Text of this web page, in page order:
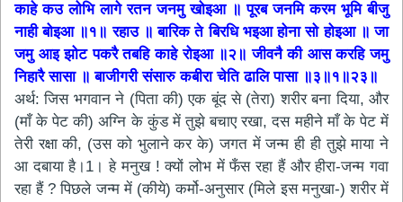
काहे कउ लोभि लागे रतन जनमु खोइआ ॥ पूरब जनमि करम भूमि बीजु
नाही बोइआ ॥१॥ रहाउ ॥ बारिक ते बिरधि भइआ होना सो होइआ ॥ जा
जमु आइ झोट पकरै तबहि काहे रोइआ ॥२॥ जीवनै की आस करहि जमु
निहारै सासा ॥ बाजीगरी संसारु कबीरा चेति ढालि पासा ॥३॥१॥२३॥
अर्थ: जिस भगवान ने (पिता की) एक बूंद से (तेरा) शरीर बना दिया, और
(माँ के पेट की) अग्नि के कुंड में तुझे बचाए रखा, दस महीने माँ के पेट में
तेरी रक्षा की, (उस को भुलाने कर के) जगत में जन्म ही ही तुझे माया ने
आ दबाया है।1। हे मनुख ! क्यों लोभ में फँस रहा हैं और हीरा-जन्म गवा
रहा हैं ? पिछले जन्म में (कीये) कर्मो-अनुसार (मिले इस मनुखा-) शरीर में